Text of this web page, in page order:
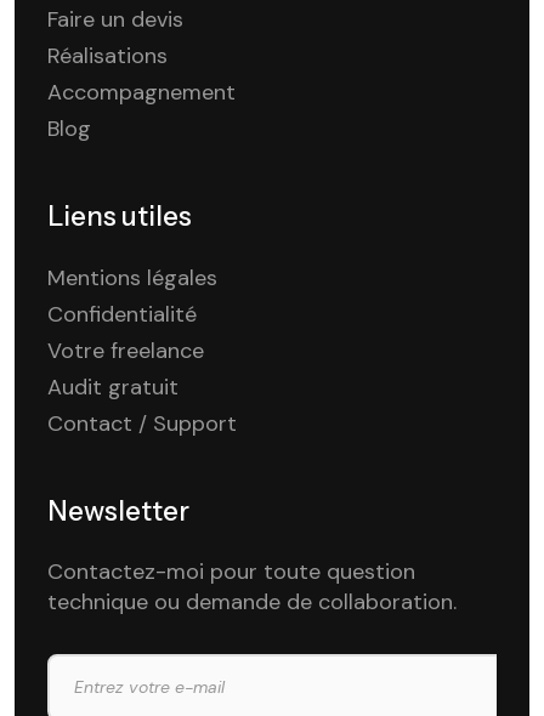
Faire un devis
Réalisations
Accompagnement
Blog
Liens utiles
Mentions légales
Confidentialité
Votre freelance
Audit gratuit
Contact / Support
Newsletter
Contactez-moi pour toute question
technique ou demande de collaboration.